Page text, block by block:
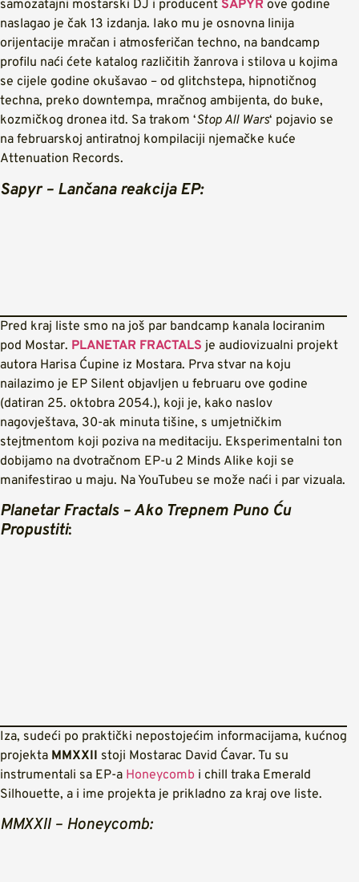
samozatajni mostarski DJ i producent SAPYR ove godine
naslagao je čak 13 izdanja. Iako mu je osnovna linija
orijentacije mračan i atmosferičan techno, na bandcamp
profilu naći ćete katalog različitih žanrova i stilova u kojima
se cijele godine okušavao – od glitchstepa, hipnotičnog
techna, preko downtempa, mračnog ambijenta, do buke,
kozmičkog dronea itd. Sa trakom ‘Stop All Wars‘ pojavio se
na februarskoj antiratnoj kompilaciji njemačke kuće
Attenuation Records.
Sapyr – Lančana reakcija EP:
Pred kraj liste smo na još par bandcamp kanala lociranim
pod Mostar. PLANETAR FRACTALS je audiovizualni projekt
autora Harisa Ćupine iz Mostara. Prva stvar na koju
nailazimo je EP Silent objavljen u februaru ove godine
(datiran 25. oktobra 2054.), koji je, kako naslov
nagovještava, 30-ak minuta tišine, s umjetničkim
stejtmentom koji poziva na meditaciju. Eksperimentalni ton
dobijamo na dvotračnom EP-u 2 Minds Alike koji se
manifestirao u maju. Na YouTubeu se može naći i par vizuala.
Planetar Fractals – Ako Trepnem Puno Ću
Propustiti:
Iza, sudeći po praktički nepostojećim informacijama, kućnog
projekta MMXXII stoji Mostarac David Ćavar. Tu su
instrumentali sa EP-a Honeycomb i chill traka Emerald
Silhouette, a i ime projekta je prikladno za kraj ove liste.
MMXXII – Honeycomb: